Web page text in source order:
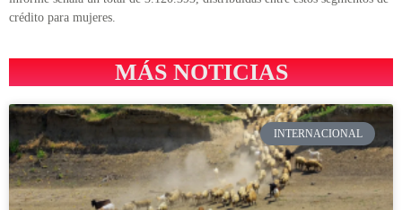
crédito para mujeres.
MÁS NOTICIAS
INTERNACIONAL